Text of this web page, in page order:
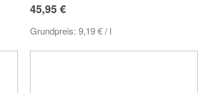
45,95 €
Grundpreis: 9,19 €/ l